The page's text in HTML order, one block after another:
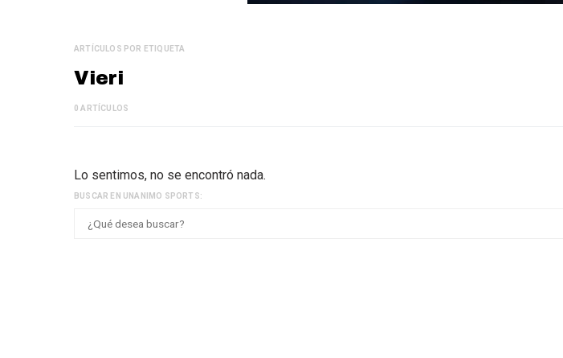
ARTÍCULOS POR ETIQUETA
Vieri
0 ARTÍCULOS
Lo sentimos, no se encontró nada.
BUSCAR EN UNANIMO SPORTS: